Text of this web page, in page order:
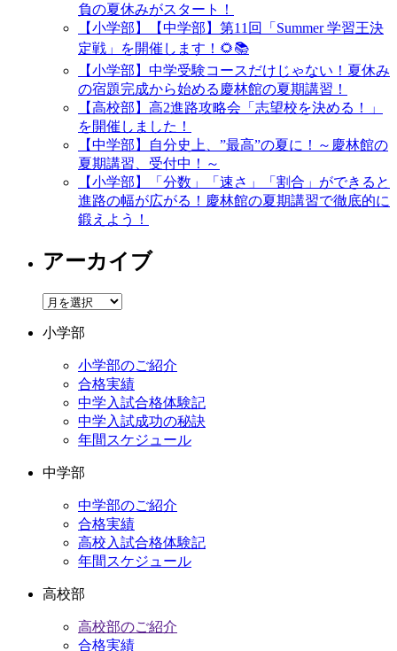
負の夏休みがスタート！
【小学部】【中学部】第11回「Summer 学習王決
定戦」を開催します！🌻📚
【小学部】中学受験コースだけじゃない！夏休み
の宿題完成から始める慶林館の夏期講習！
【高校部】高2進路攻略会「志望校を決める！」
を開催しました！
【中学部】自分史上、”最高”の夏に！～慶林館の
夏期講習、受付中！～
【小学部】「分数」「速さ」「割合」ができると
進路の幅が広がる！慶林館の夏期講習で徹底的に
鍛えよう！
アーカイブ
ア
カ
小学部
小学部のご紹介
合格実績
中学入試合格体験記
中学入試成功の秘訣
年間スケジュール
中学部
中学部のご紹介
合格実績
高校入試合格体験記
年間スケジュール
高校部
高校部のご紹介
合格実績